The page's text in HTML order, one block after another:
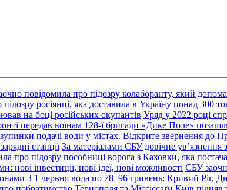
повідомила про підозру колаборанту, який
росіянці, яка доставила в Україну понад 300
на боці російських окупантів Уряд у 2022 році
передав воїнам 128-ї бригади «Дике Поле»
подачі води у містах. Відкрите звернення до
станції За матеріалами СБУ довічне
про підозру пособниці ворога з Каховки, яка
нові інвестиції, нові ідеї, нові можливості СБУ
З 1 червня вода по 78–96 гривень: Кривий Ріг,